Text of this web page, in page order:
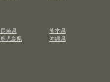
長崎県
熊本県
鹿児島県 沖縄県